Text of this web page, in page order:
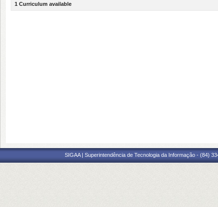
1 Curriculum available
SIGAA | Superintendência de Tecnologia da Informação - (84)